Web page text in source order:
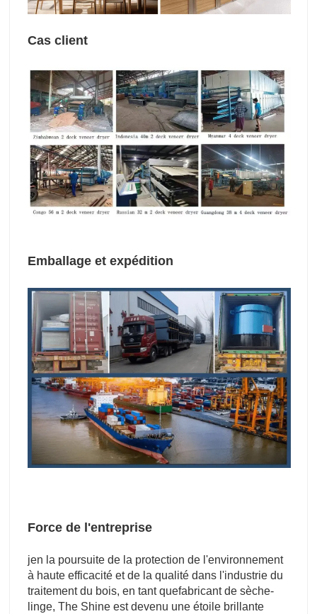
Cas client
Emballage et expédition
Force de l'entreprise
jen la poursuite de la protection de l'environnement
à haute efficacité et de la qualité dans l'industrie du
traitement du bois, en tant quefabricant de sèche-
linge, The Shine est devenu une étoile brillante